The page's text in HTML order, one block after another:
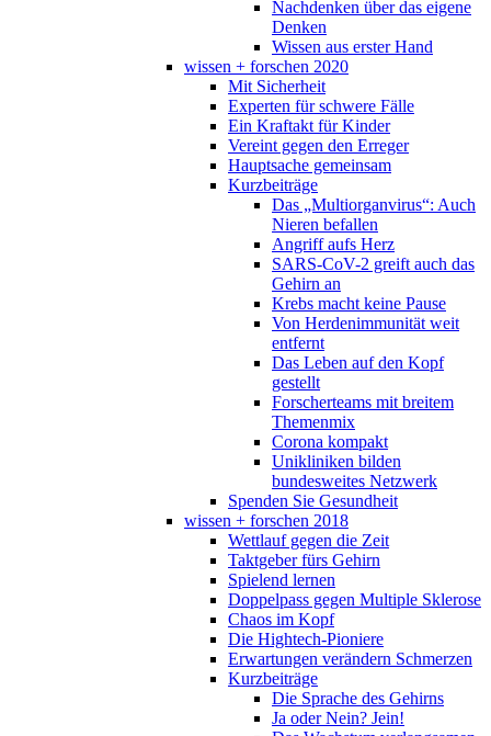
Nachdenken über das eigene
Denken
Wissen aus erster Hand
wissen + forschen 2020
Mit Sicherheit
Experten für schwere Fälle
Ein Kraftakt für Kinder
Vereint gegen den Erreger
Hauptsache gemeinsam
Kurzbeiträge
Das „Multiorganvirus“: Auch
Nieren befallen
Angriff aufs Herz
SARS-CoV-2 greift auch das
Gehirn an
Krebs macht keine Pause
Von Herdenimmunität weit
entfernt
Das Leben auf den Kopf
gestellt
Forscherteams mit breitem
Themenmix
Corona kompakt
Unikliniken bilden
bundesweites Netzwerk
Spenden Sie Gesundheit
wissen + forschen 2018
Wettlauf gegen die Zeit
Taktgeber fürs Gehirn
Spielend lernen
Doppelpass gegen Multiple Sklerose
Chaos im Kopf
Die Hightech-Pioniere
Erwartungen verändern Schmerzen
Kurzbeiträge
Die Sprache des Gehirns
Ja oder Nein? Jein!